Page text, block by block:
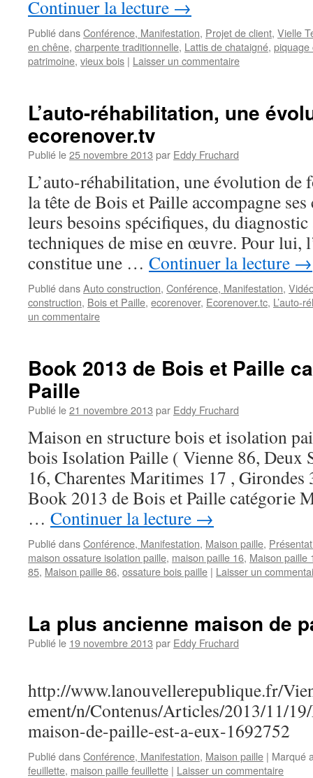
Continuer la lecture →
Publié dansConférence, Manifestation, Projet de client, Vielle
en chêne, charpente traditionnelle, Lattis de chataigné, piquage
patrimoine, vieux bois | Laisser un commentaire
L’auto-réhabilitation, une
ecorenover.tv
Publié le25 novembre 2013 par Eddy Fruchard
L’auto-réhabilitation, une évolution de
la tête de Bois et Paille accompagne
leurs besoins spécifiques, du
techniques de mise en œuvre. Pour lui,
constitue une … Continuer la lecture →
Publié dansAuto construction, Conférence, Manifestation,
construction, Bois et Paille, ecorenover, Ecorenover.tc, L’auto-
un commentaire
Book 2013 de Bois et Paille
Paille
Publié le21 novembre 2013 par Eddy Fruchard
Maison en structure bois et isolation
bois Isolation Paille ( Vienne 86, Deux
16, Charentes Maritimes 17 ,
Book 2013 de Bois et Paille catégorie
… Continuer la lecture →
Publié dansConférence, Manifestation, Maison paille,
maison ossature isolation paille, maison paille 16, Maison paille
85, Maison paille 86, ossature bois paille | Laisser un
La plus ancienne maison de
Publié le 19 novembre 2013 par Eddy Fruchard
http://www.lanouvellerepublique.fr/
ement/n/Contenus/Articles/2013/11/
maison-de-paille-est-a-eux-1692752
Publié dansConférence, Manifestation, Maison paille | Marqué
feuillette, maison paille feuillette | Laisser un commentaire